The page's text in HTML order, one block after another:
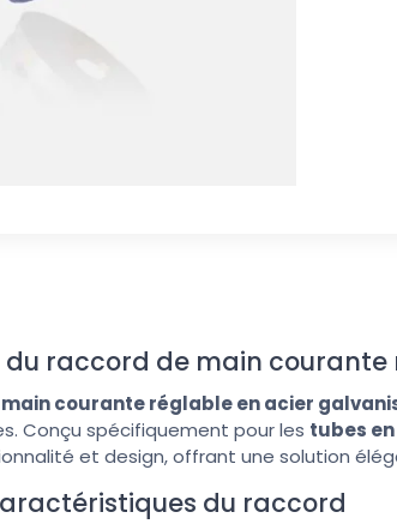
du raccord de main
courante réglable en acier
Conçu spécifiquement pour les tubes
et design, offrant une solution
du raccord